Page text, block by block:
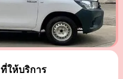
ที่ให้บริการ